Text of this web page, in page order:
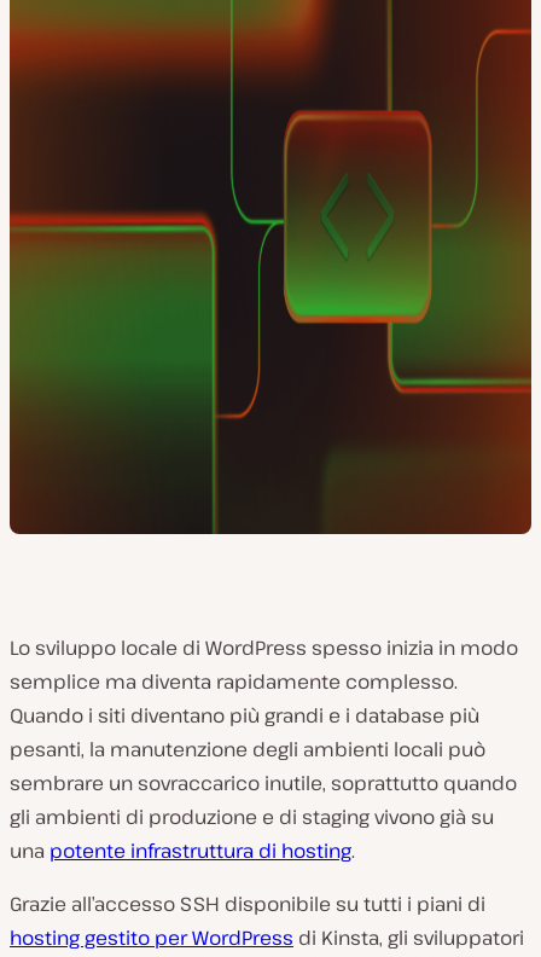
Lo sviluppo locale di WordPress spesso inizia in modo
semplice ma diventa rapidamente complesso.
Quando i siti diventano più grandi e i database più
pesanti, la manutenzione degli ambienti locali può
sembrare un sovraccarico inutile, soprattutto quando
gli ambienti di produzione e di staging vivono già su
una potente infrastruttura di hosting.
Grazie all’accesso SSH disponibile su tutti i piani di
hosting gestito per WordPress di Kinsta, gli sviluppatori